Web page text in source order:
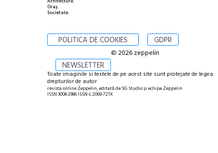
Oraș.
Societate.
POLITICA DE COOKIES GDPR
NEWSLETTER
© 2026 zeppelin
Toate imaginile si textele de pe acest site sunt protejate de legea
drepturilor de autor
revista online Zeppelin, editată de SG Studio și echipa Zeppelin
ISSN 3008-2986 ISSN-L 2069-721X